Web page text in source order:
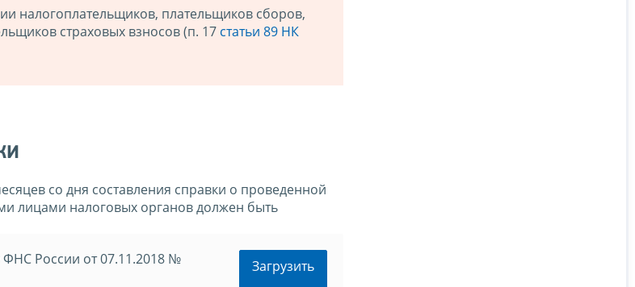
налогоплательщиков, плательщиков сборов,
страховых взносов (п. 17 статьи 89 НК
со дня составления справки о проведенной
лицами налоговых органов должен быть
России от 07.11.2018 №
Загрузить